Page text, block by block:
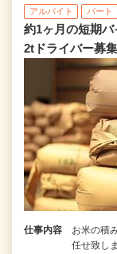
アルバイト パート
約1ヶ月の短期バ
2tドライバー募
仕事内容
お米の積
任せ致し